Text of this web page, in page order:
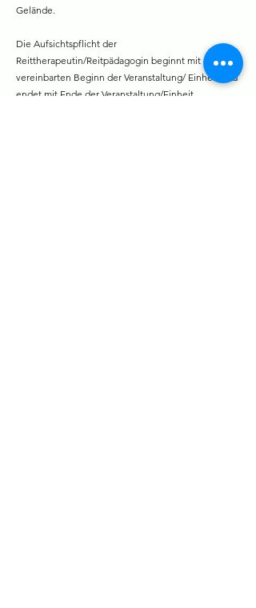
Gelände.
Die Aufsichtspflicht der
Reittherapeutin/Reitpädagogin beginnt mit dem
vereinbarten Beginn der Veranstaltung/ Einheit und
endet mit Ende der Veranstaltung/Einheit.